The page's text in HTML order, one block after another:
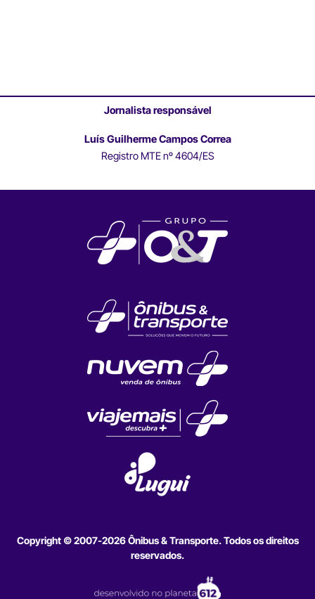
Jornalista responsável
Luís Guilherme Campos Correa
Registro MTE nº 4604/ES
Copyright © 2007-2026 Ônibus & Transporte. Todos os direitos
reservados.